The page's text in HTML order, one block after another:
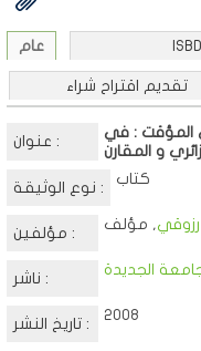
عام ISBD
تقديم اقتراح شراء
عنوان :
المؤقت : في
و المقارن
نوع الوثيقة :
كتاب
مؤلفين :
رزوقي, مؤلف
ناشر :
الجديدة
تاريخ النشر :
2008